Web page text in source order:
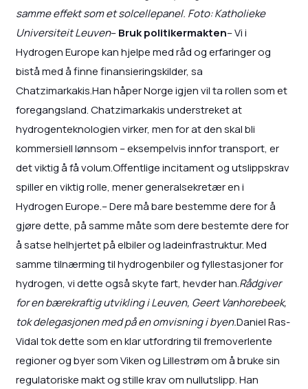
samme effekt som et solcellepanel. Foto: Katholieke
Universiteit Leuven–Bruk politikermakten– Vi i
Hydrogen Europe kan hjelpe med råd og erfaringer og
bistå med å finne finansieringskilder, sa
Chatzimarkakis.Han håper Norge igjen vil ta rollen som et
foregangsland. Chatzimarkakis understreket at
hydrogenteknologien virker, men for at den skal bli
kommersiell lønnsom – eksempelvis innfor transport, er
det viktig å få volum.Offentlige incitament og utslippskrav
spiller en viktig rolle, mener generalsekretær en i
Hydrogen Europe.– Dere må bare bestemme dere for å
gjøre dette, på samme måte som dere bestemte dere for
å satse helhjertet på elbiler og ladeinfrastruktur. Med
samme tilnærming til hydrogenbiler og fyllestasjoner for
hydrogen, vi dette også skyte fart, hevder han.Rådgiver
for en bærekraftig utvikling i Leuven, Geert Vanhorebeek,
tok delegasjonen med på en omvisning i byen.Daniel Ras-
Vidal tok dette som en klar utfordring til fremoverlente
regioner og byer som Viken og Lillestrøm om å bruke sin
regulatoriske makt og stille krav om nullutslipp. Han